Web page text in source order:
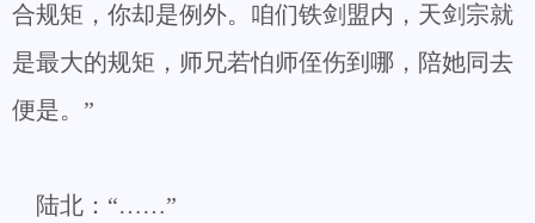
合规矩，你却是例外。咱们铁剑盟内，天剑宗就
是最大的规矩，师兄若怕师侄伤到哪，陪她同去
便是。”
陆北：“……”